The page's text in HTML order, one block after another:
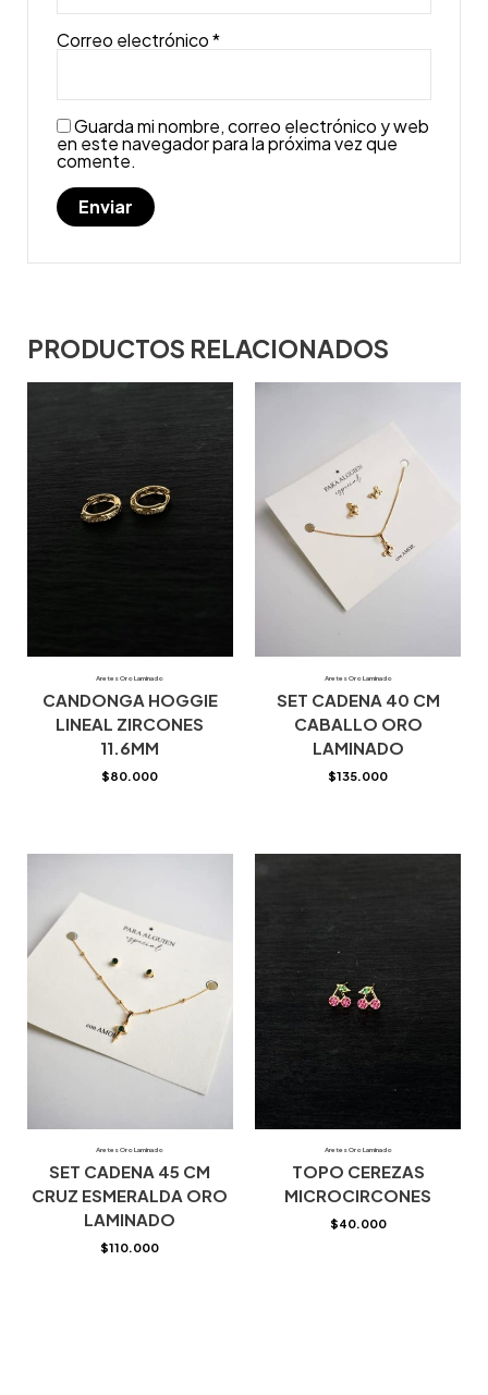
Correo electrónico*
Guarda mi nombre, correo electrónico y web
en este navegador para la próxima vez que
comente.
PRODUCTOS RELACIONADOS
Aretes Oro Laminado
CANDONGA HOGGIE
LINEAL ZIRCONES
11.6MM
$80.000
Aretes Oro Laminado
SET CADENA 40 CM
CABALLO ORO
LAMINADO
$135.000
Aretes Oro Laminado
SET CADENA 45 CM
CRUZ ESMERALDA ORO
LAMINADO
$110.000
Aretes Oro Laminado
TOPO CEREZAS
MICROCIRCONES
$40.000